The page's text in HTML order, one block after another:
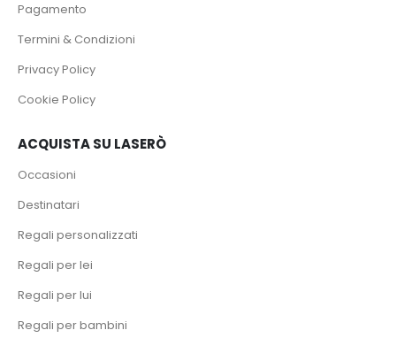
Pagamento
Termini & Condizioni
Privacy Policy
Cookie Policy
ACQUISTA SU LASERÒ
Occasioni
Destinatari
Regali personalizzati
Regali per lei
Regali per lui
Regali per bambini